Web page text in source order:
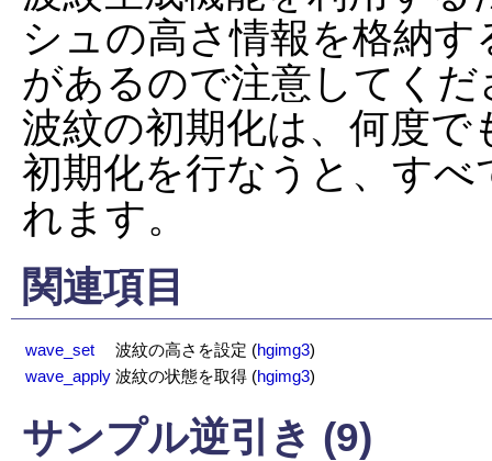
シュの高さ情報を格納
があるので注意してくだ
波紋の初期化は、何度
初期化を行なうと、す
れます。
関連項目
wave_set 波紋の高さを設定 (hgimg3)
wave_apply 波紋の状態を取得 (hgimg3)
サンプル逆引き (9)